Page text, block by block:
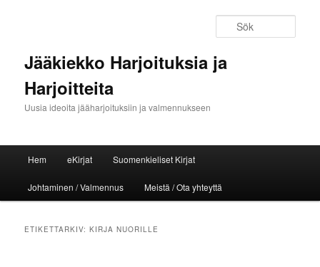
Jääkiekko Harjoituksia ja
Harjoitteita
Uusia ideoita jääharjoituksiin ja valmennukseen
Hoppa till huvudinnehåll
Hoppa till sekundärt innehåll
Hem eKirjat Suomenkieliset Kirjat
Johtaminen / Valmennus Meistä / Ota yhteyttä
ETIKETTARKIV:KIRJA NUORILLE